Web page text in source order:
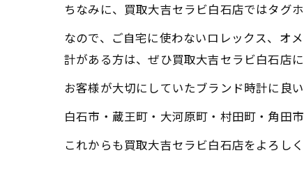
ちなみに、買取大吉セラビ白石店ではタグ
なので、ご自宅に使わないロレックス、オ
計がある方は、ぜひ買取大吉セラビ白石店
お客様が大切にしていたブランド時計に良
白石市・蔵王町・大河原町・村田町・角田
これからも買取大吉セラビ白石店をよろし